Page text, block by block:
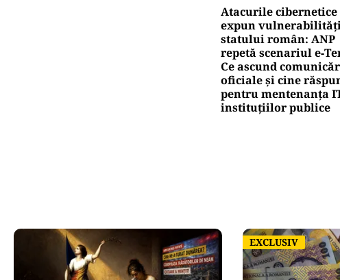
Atacurile cibernetice
expun
statului român: ANP
repetă scenariul
Ce ascund
oficiale și cine
pentru mentenanța
instituțiilor publice
EXCLUSIV
EXCLUSIV